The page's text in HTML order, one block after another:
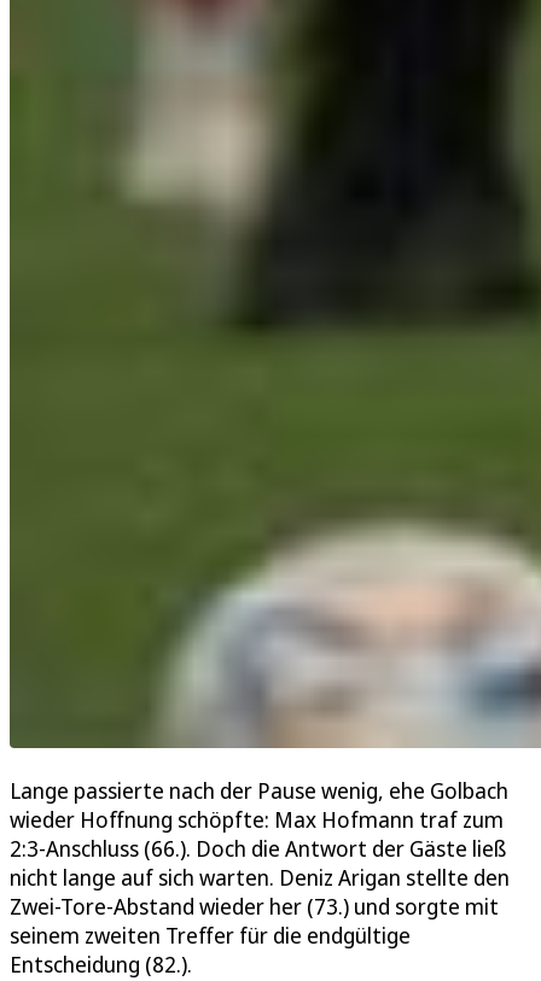
Lange passierte nach der Pause wenig, ehe Golbach
wieder Hoffnung schöpfte: Max Hofmann traf zum
2:3-Anschluss (66.). Doch die Antwort der Gäste ließ
nicht lange auf sich warten. Deniz Arigan stellte den
Zwei-Tore-Abstand wieder her (73.) und sorgte mit
seinem zweiten Treffer für die endgültige
Entscheidung (82.).